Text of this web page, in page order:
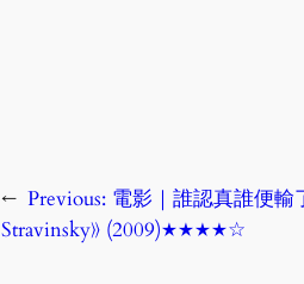
← Previous: 電影｜誰認真誰便輸
Stravinsky》 (2009)★★★★☆